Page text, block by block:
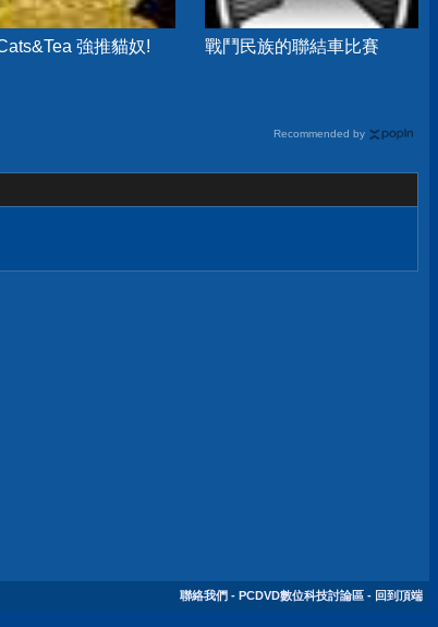
強推貓奴! 戰鬥民族的聯結車比賽
Recommended by
聯絡我們 - PCDVD數位科技討論區 - 回到頂端